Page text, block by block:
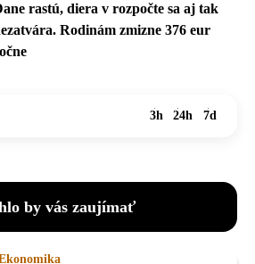
rastú, diera v rozpočte sa aj tak
Rodinám zmizne 376 eur
3h 24h 7d
by vás zaujímať